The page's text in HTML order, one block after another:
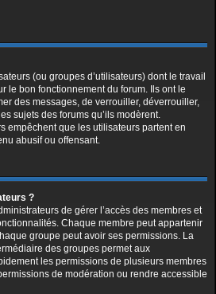
(ou groupes d’utilisateurs) dont le travail
le bon fonctionnement du forum. Ils ont le
des messages, de verrouiller, déverrouiller,
sujets des forums qu’ils modèrent.
empêchent que les utilisateurs partent en
abusif ou offensant.
?
de gérer l’accès des membres et
Chaque membre peut appartenir
groupe peut avoir ses permissions. La
des groupes permet aux
les permissions de plusieurs membres
de modération ou rendre accessible